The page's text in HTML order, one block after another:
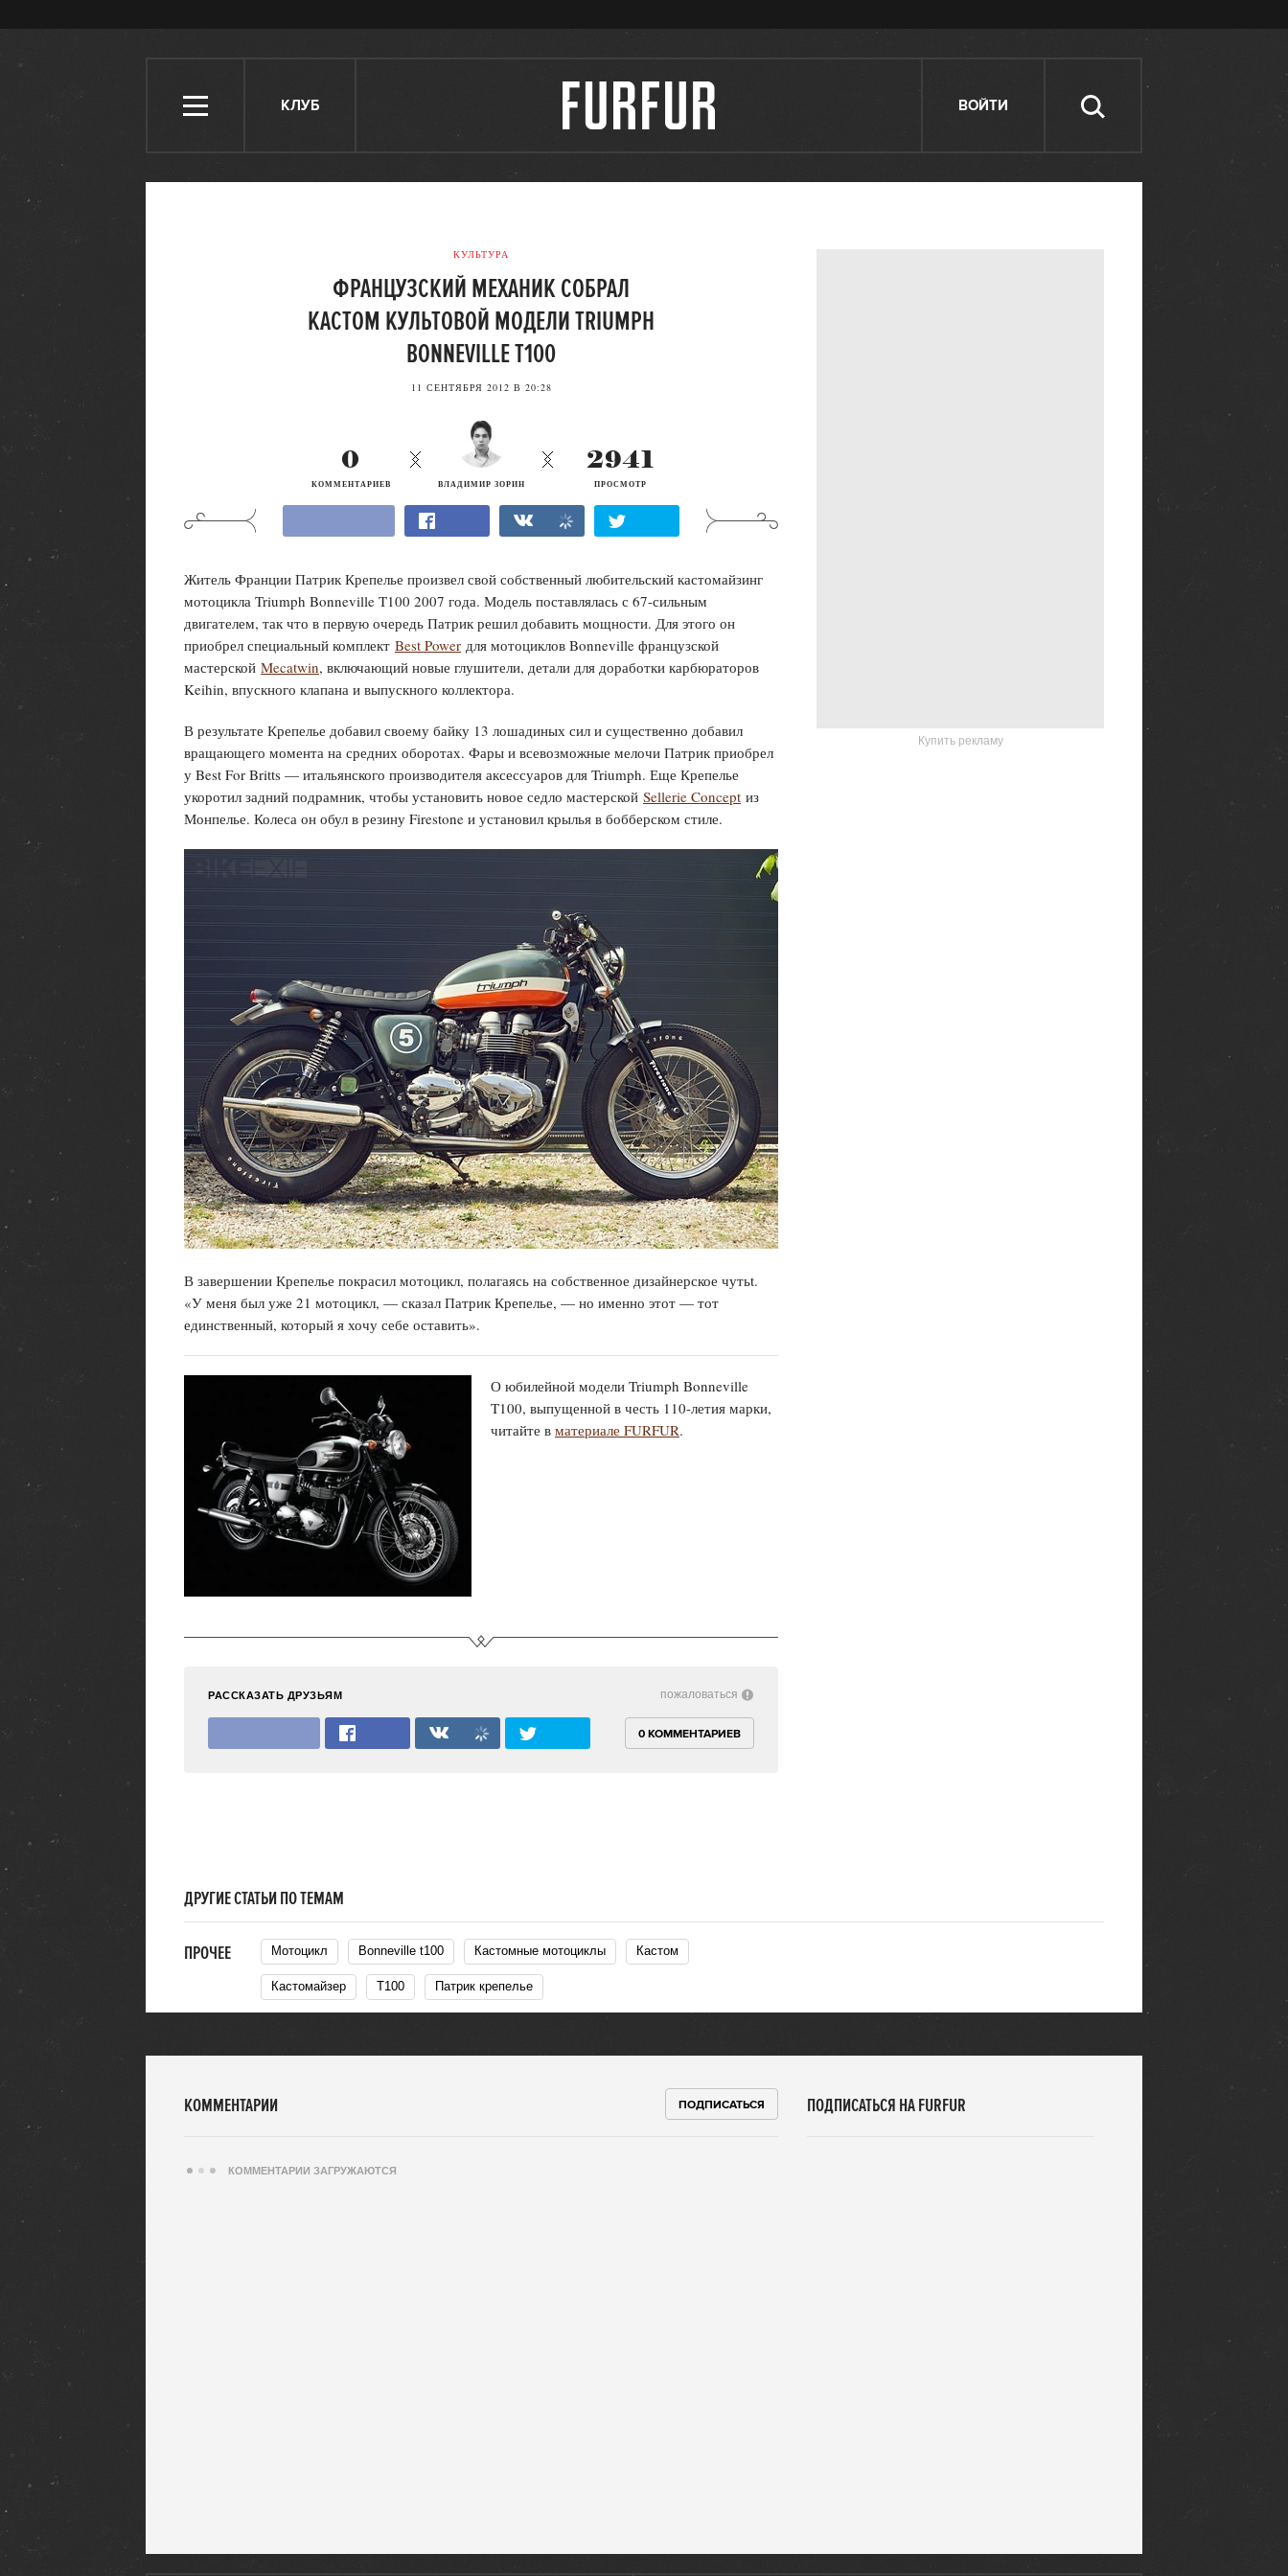
КЛУБ ВОЙТИ
КУЛЬТУРА
ФРАНЦУЗСКИЙ МЕХАНИК СОБРАЛ
КАСТОМ КУЛЬТОВОЙ МОДЕЛИ TRIUMPH
BONNEVILLE T100
11 СЕНТЯБРЯ 2012 В 20:28
ВЛАДИМИР ЗОРИН
0
КОММЕНТАРИЕВ
2941
ПРОСМОТР
Житель Франции Патрик Крепелье произвел свой собственный любительский кастомайзинг
мотоцикла Triumph Bonneville T100 2007 года. Модель поставлялась с 67-сильным
двигателем, так что в первую очередь Патрик решил добавить мощности. Для этого он
приобрел специальный комплект Best Power для мотоциклов Bonneville французской
мастерской Mecatwin, включающий новые глушители, детали для доработки карбюраторов
Keihin, впускного клапана и выпускного коллектора.
В результате Крепелье добавил своему байку 13 лошадиных сил и существенно добавил
вращающего момента на средних оборотах. Фары и всевозможные мелочи Патрик приобрел
у Best For Britts — итальянского производителя аксессуаров для Triumph. Еще Крепелье
укоротил задний подрамник, чтобы установить новое седло мастерской Sellerie Concept из
Монпелье. Колеса он обул в резину Firestone и установил крылья в бобберском стиле.
В завершении Крепелье покрасил мотоцикл, полагаясь на собственное дизайнерское чутьt.
«У меня был уже 21 мотоцикл, — сказал Патрик Крепелье, — но именно этот — тот
единственный, который я хочу себе оставить».
О юбилейной модели Triumph Bonneville
T100, выпущенной в честь 110-летия марки,
читайте в материале FURFUR.
Купить рекламу
РАССКАЗАТЬ ДРУЗЬЯМ
0 КОММЕНТАРИЕВ
пожаловаться
ДРУГИЕ СТАТЬИ ПО ТЕМАМ
ПРОЧЕЕ Мотоцикл Bonneville t100 Кастомные мотоциклы Кастом
Кастомайзер T100 Патрик крепелье
КОММЕНТАРИИ ПОДПИСАТЬСЯ
КОММЕНТАРИИ ЗАГРУЖАЮТСЯ
ПОДПИСАТЬСЯ НА FURFUR